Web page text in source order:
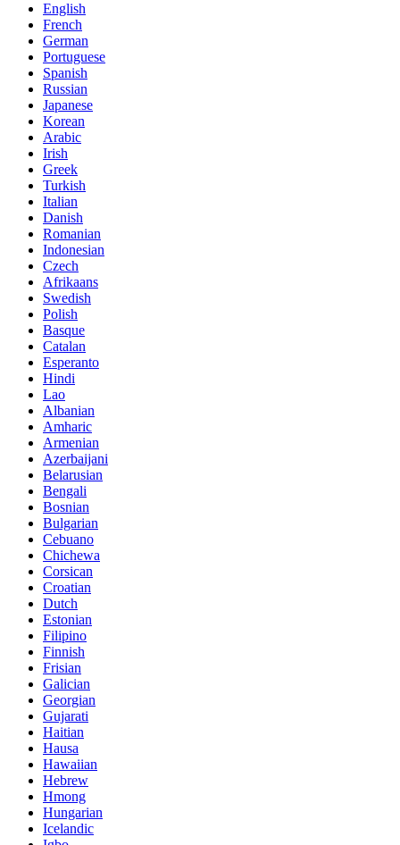
English
French
German
Portuguese
Spanish
Russian
Japanese
Korean
Arabic
Irish
Greek
Turkish
Italian
Danish
Romanian
Indonesian
Czech
Afrikaans
Swedish
Polish
Basque
Catalan
Esperanto
Hindi
Lao
Albanian
Amharic
Armenian
Azerbaijani
Belarusian
Bengali
Bosnian
Bulgarian
Cebuano
Chichewa
Corsican
Croatian
Dutch
Estonian
Filipino
Finnish
Frisian
Galician
Georgian
Gujarati
Haitian
Hausa
Hawaiian
Hebrew
Hmong
Hungarian
Icelandic